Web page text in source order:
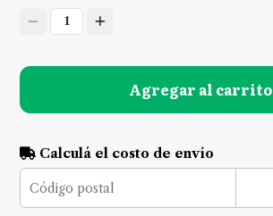
1
Agregar al carrito
Calculá el costo de envío